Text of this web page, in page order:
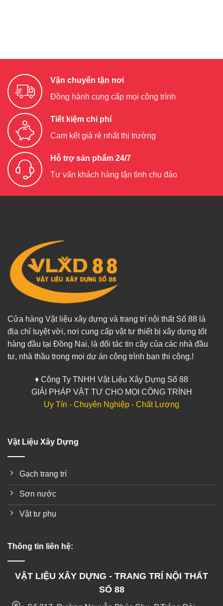
Vận chuyển tận nơi
Đồng hành cung cấp mọi công trình
Tiết kiệm chi phí
Cam kết giá rẻ nhất thị trường
Hỗ trợ sản phẩm 24/7
Tư vấn khách hàng tận tình chu đáo
Cửa hàng Vật liệu xây dựng và trang trí nội thất Số 88 là
địa chỉ tuyệt vời, nơi cung cấp vật tư thiết bị xây dựng tốt
hàng đầu tại Đồng Nai, là đối tác tin cậy của các nhà đầu
tư, nhà thầu trong mọi dự án công trình bạn thi công.!
♦ Công Ty TNHH Vật Liệu Xây Dựng Số 88
GIẢI PHÁP VẬT TƯ CHO MỌI CÔNG TRÌNH
Uy Tín - Chuyên Nghiệp - Chất Lượng
Vật Liệu Xây Dựng
Gạch trang trí
Sơn nước
Vật tư phụ
Thông tin liên hệ:
VẬT LIỆU XÂY DỰNG - TRANG TRÍ NỘI THẤT
SỐ 88